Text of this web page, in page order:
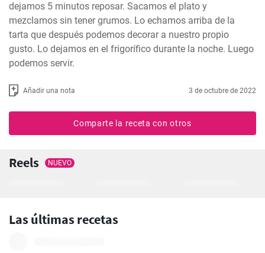
dejamos 5 minutos reposar. Sacamos el plato y
mezclamos sin tener grumos. Lo echamos arriba de la
tarta que después podemos decorar a nuestro propio
gusto. Lo dejamos en el frigorífico durante la noche. Luego
podemos servir.
Añadir una nota 3 de octubre de 2022
Comparte la receta con otros
Reels NUEVO
Las últimas recetas